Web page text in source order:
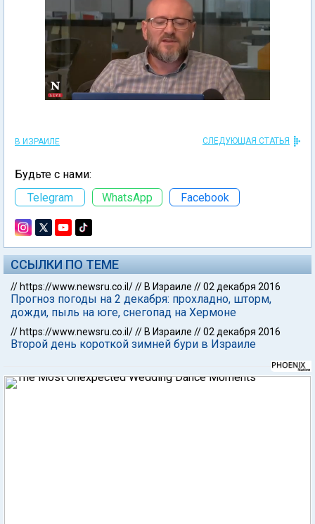
В ИЗРАИЛЕ СЛЕДУЮЩАЯ СТАТЬЯ
Будьте с нами:
Telegram
WhatsApp Facebook
ССЫЛКИ ПО ТЕМЕ
// https://www.newsru.co.il/// В Израиле //02 декабря 2016
Прогноз погоды на 2 декабря: прохладно, шторм,
дожди, пыль на юге, снегопад на Хермоне
// https://www.newsru.co.il/// В Израиле //02 декабря 2016
Второй день короткой зимней бури в Израиле